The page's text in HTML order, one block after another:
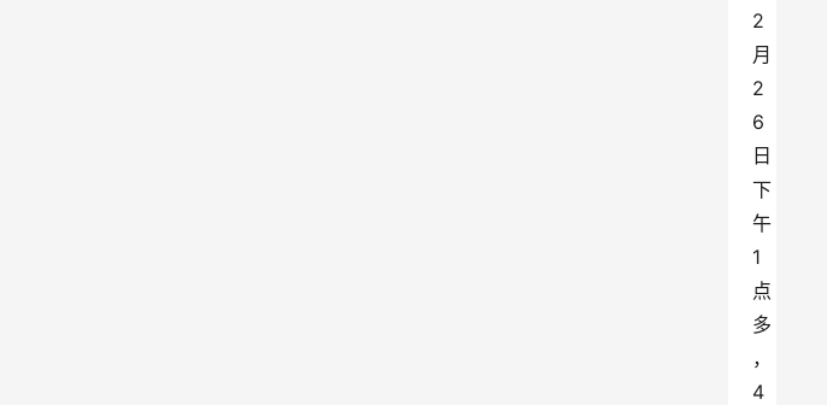
2
月
2
6
日
下
午
1
点
多
，
4